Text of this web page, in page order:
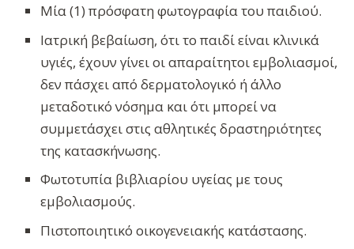
Μία (1) πρόσφατη φωτογραφία του παιδιού.
Ιατρική βεβαίωση, ότι το παιδί είναι κλινικά
υγιές, έχουν γίνει οι απαραίτητοι εμβολιασμοί,
δεν πάσχει από δερματολογικό ή άλλο
μεταδοτικό νόσημα και ότι μπορεί να
συμμετάσχει στις αθλητικές δραστηριότητες
της κατασκήνωσης.
Φωτοτυπία βιβλιαρίου υγείας με τους
εμβολιασμούς.
Πιστοποιητικό οικογενειακής κατάστασης.